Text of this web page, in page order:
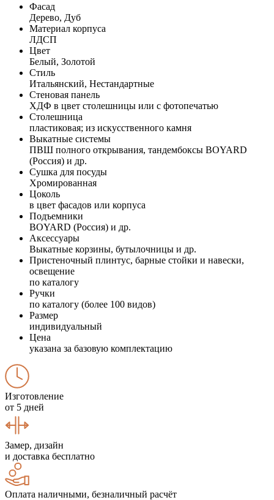
Фасад
Дерево, Дуб
Материал корпуса
ЛДСП
Цвет
Белый, Золотой
Стиль
Итальянский, Нестандартные
Стеновая панель
ХДФ в цвет столешницы или с фотопечатью
Столешница
пластиковая; из искусственного камня
Выкатные системы
ПВШ полного открывания, тандембоксы BOYARD
(Россия) и др.
Сушка для посуды
Хромированная
Цоколь
в цвет фасадов или корпуса
Подъемники
BOYARD (Россия) и др.
Аксессуары
Выкатные корзины, бутылочницы и др.
Пристеночный плинтус, барные стойки и навески,
освещение
по каталогу
Ручки
по каталогу (более 100 видов)
Размер
индивидуальный
Цена
указана за базовую комплектацию
Изготовление
от 5 дней
Замер, дизайн
и доставка бесплатно
Оплата наличными, безналичный расчёт